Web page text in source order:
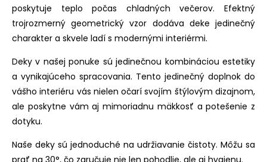
poskytuje teplo počas chladných večerov. Efektný
trojrozmerný geometrický vzor dodáva deke jedinečný
charakter a skvele ladí s modernými interiérmi.
Deky v našej ponuke sú jedinečnou kombináciou estetiky
a vynikajúceho spracovania. Tento jedinečný doplnok do
vášho interiéru vás nielen očarí svojím štýlovým dizajnom,
ale poskytne vám aj mimoriadnu mäkkosť a potešenie z
dotyku.
Naše deky sú jednoduché na udržiavanie čistoty. Môžu sa
prať na 30°, čo zaručuje nie len pohodlie, ale aj hygienu.